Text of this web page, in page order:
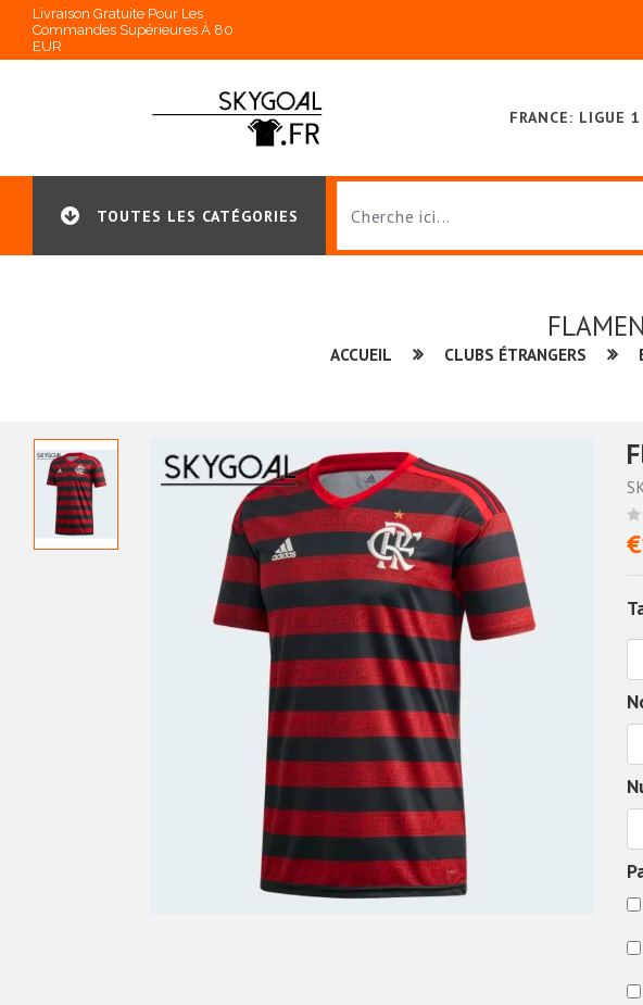
Livraison Gratuite Pour Les
Commandes Supérieures À 80
EUR
FRANCE: LIGUE 1
TOUTES LES CATÉGORIES
ACCUEIL CLUBS ÉTRANGERS